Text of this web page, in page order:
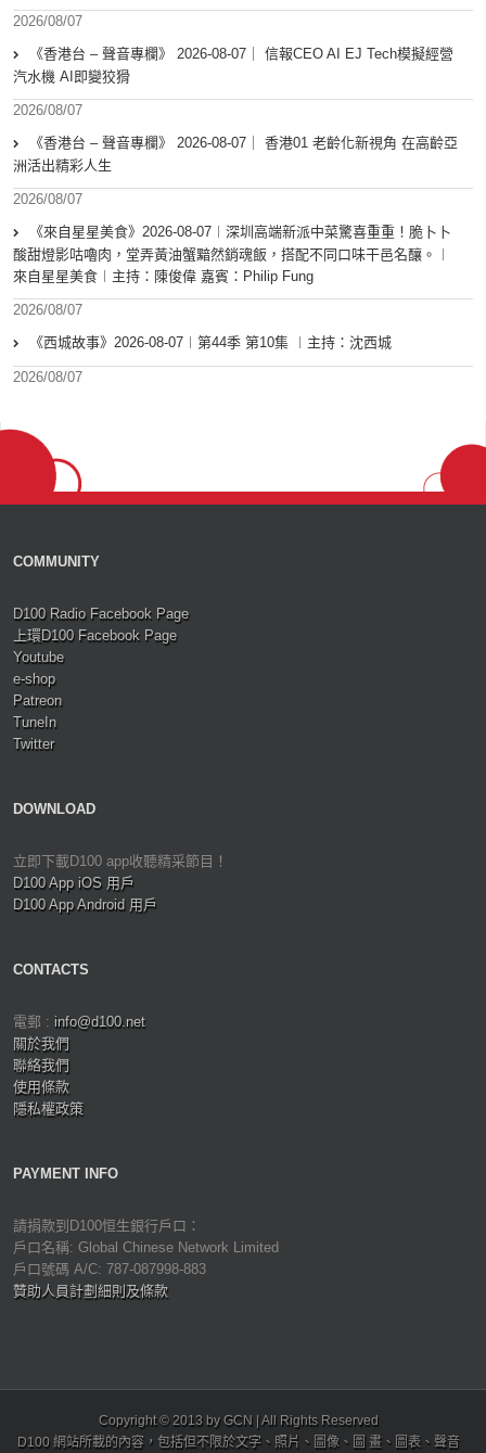
2026/08/07
《香港台 – 聲音專欄》 2026-08-07｜ 信報CEO AI EJ Tech模擬經營
汽水機 AI即變狡猾
2026/08/07
《香港台 – 聲音專欄》 2026-08-07｜ 香港01 老齡化新視角 在高齡亞
洲活出精彩人生
2026/08/07
《來自星星美食》2026-08-07︱深圳高端新派中菜驚喜重重！脆卜卜
酸甜燈影咕嚕肉，堂弄黃油蟹黯然銷魂飯，搭配不同口味干邑名釀。︱
來自星星美食︱主持：陳俊偉 嘉賓：Philip Fung
2026/08/07
《西城故事》2026-08-07︱第44季 第10集 ︱主持：沈西城
2026/08/07
COMMUNITY
D100 Radio Facebook Page
上環D100 Facebook Page
Youtube
e-shop
Patreon
TuneIn
Twitter
DOWNLOAD
立即下載D100 app收聽精采節目！
D100 App iOS 用戶
D100 App Android 用戶
CONTACTS
電郵 : info@d100.net
關於我們
聯絡我們
使用條款
隱私權政策
PAYMENT INFO
請捐款到D100恒生銀行戶口：
戶口名稱: Global Chinese Network Limited
戶口號碼 A/C: 787-087998-883
贊助人員計劃細則及條款
Copyright © 2013 by GCN | All Rights Reserved
D100 網站所載的內容，包括但不限於文字、照片、圖像、圖 畫、圖表、聲音